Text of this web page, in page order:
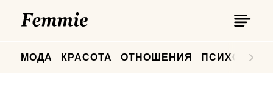
МОДА КРАСОТА ОТНОШЕНИЯ